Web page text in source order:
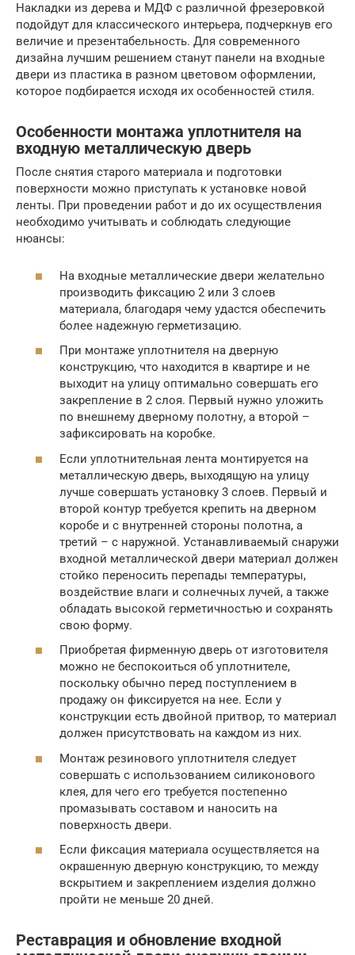
Накладки из дерева и МДФ с различной фрезеровкой
подойдут для классического интерьера, подчеркнув его
величие и презентабельность. Для современного
дизайна лучшим решением станут панели на входные
двери из пластика в разном цветовом оформлении,
которое подбирается исходя их особенностей стиля.
Особенности монтажа уплотнителя на
входную металлическую дверь
После снятия старого материала и подготовки
поверхности можно приступать к установке новой
ленты. При проведении работ и до их осуществления
необходимо учитывать и соблюдать следующие
нюансы:
На входные металлические двери желательно
производить фиксацию 2 или 3 слоев
материала, благодаря чему удастся обеспечить
более надежную герметизацию.
При монтаже уплотнителя на дверную
конструкцию, что находится в квартире и не
выходит на улицу оптимально совершать его
закрепление в 2 слоя. Первый нужно уложить
по внешнему дверному полотну, а второй –
зафиксировать на коробке.
Если уплотнительная лента монтируется на
металлическую дверь, выходящую на улицу
лучше совершать установку 3 слоев. Первый и
второй контур требуется крепить на дверном
коробе и с внутренней стороны полотна, а
третий – с наружной. Устанавливаемый снаружи
входной металлической двери материал должен
стойко переносить перепады температуры,
воздействие влаги и солнечных лучей, а также
обладать высокой герметичностью и сохранять
свою форму.
Приобретая фирменную дверь от изготовителя
можно не беспокоиться об уплотнителе,
поскольку обычно перед поступлением в
продажу он фиксируется на нее. Если у
конструкции есть двойной притвор, то материал
должен присутствовать на каждом из них.
Монтаж резинового уплотнителя следует
совершать с использованием силиконового
клея, для чего его требуется постепенно
промазывать составом и наносить на
поверхность двери.
Если фиксация материала осуществляется на
окрашенную дверную конструкцию, то между
вскрытием и закреплением изделия должно
пройти не меньше 20 дней.
Реставрация и обновление входной